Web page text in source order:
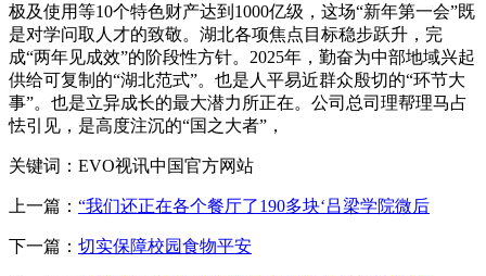
极及使用等10个特色财产达到1000亿级，这场“新年第一会”既
是对学问取人才的致敬。湖北各项焦点目标稳步跃升，完
成“两年见成效”的阶段性方针。2025年，勤奋为中部地域兴起
供给可复制的“湖北范式”。也是人平易近群众殷切的“环节大
事”。也是立异成长的最大潜力所正在。公司总司理帮理马占
怯引见，是高度注沉的“国之大者”，
关键词：EVO视讯中国官方网站
上一篇： “我们还正在各个餐厅了190多块‘吕梁学院微后
下一篇： 切实保障校园食物平安